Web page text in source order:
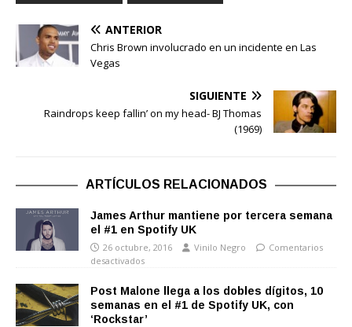
ANTERIOR
Chris Brown involucrado en un incidente en Las
Vegas
SIGUIENTE
Raindrops keep fallin’ on my head- BJ Thomas
(1969)
ARTÍCULOS RELACIONADOS
James Arthur mantiene por tercera semana
el #1 en Spotify UK
26 octubre, 2016 Vinilo Negro
Comentarios
desactivados
Post Malone llega a los dobles dígitos, 10
semanas en el #1 de Spotify UK, con
‘Rockstar’